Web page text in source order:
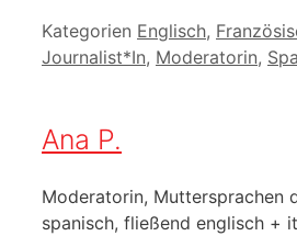
Kategorien Englisch,
Journalist*In, Moderatorin,
Ana P.
Moderatorin, Muttersprachen
spanisch, fließend englisch +